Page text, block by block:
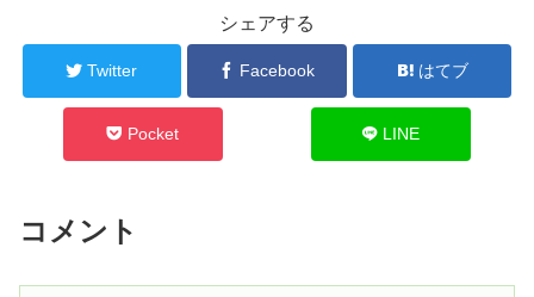
シェアする
Twitter Facebook はてブ
Pocket LINE
コメント